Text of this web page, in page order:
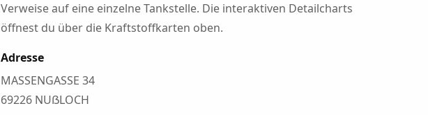
Verweise auf eine einzelne Tankstelle. Die interaktiven Detailcharts
öffnest du über die Kraftstoffkarten oben.
Adresse
MASSENGASSE 34
69226 NUẞLOCH